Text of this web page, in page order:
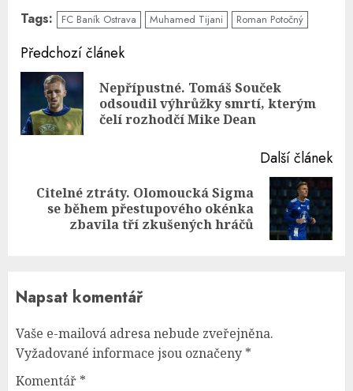
Tags: FC Baník Ostrava Muhamed Tijani Roman Potočný
Continue
Reading
Předchozí článek
Nepřípustné. Tomáš Souček
odsoudil výhrůžky smrtí, kterým
čelí rozhodčí Mike Dean
Další článek
Next
Citelné ztráty. Olomoucká Sigma
se během přestupového okénka
zbavila tří zkušených hráčů
Napsat komentář
Vaše e-mailová adresa nebude zveřejněna.
Vyžadované informace jsou označeny *
Komentář *